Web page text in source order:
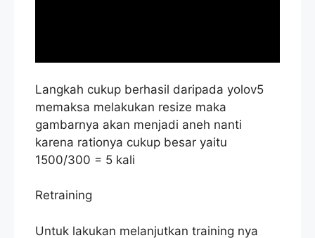
Langkah cukup berhasil daripada yolov5
memaksa melakukan resize maka
gambarnya akan menjadi aneh nanti
karena rationya cukup besar yaitu
1500/300 = 5 kali
Retraining
Untuk lakukan melanjutkan training nya